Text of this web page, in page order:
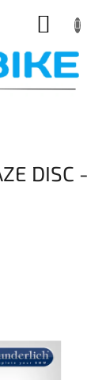
DISC -